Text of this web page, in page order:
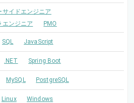
サイドエンジニア
エンジニア
PMO
SQL JavaScript
.NET Spring Boot
MySQL PostgreSQL
Linux Windows